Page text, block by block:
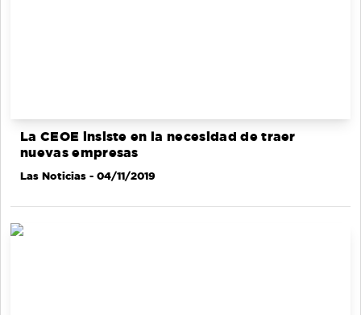
La CEOE insiste en la necesidad de traer
nuevas empresas
Las Noticias - 04/11/2019